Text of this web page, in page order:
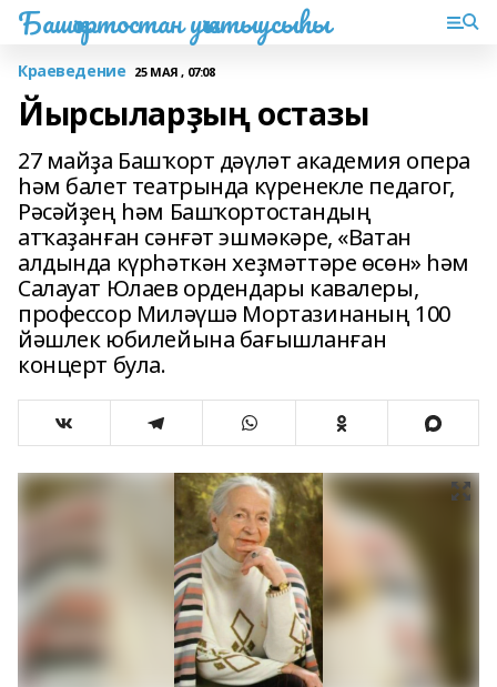
Башҡортостан уҡытыусыһы
Краеведение 25 МАЯ , 07:08
Йырсыларҙың остазы
27 майҙа Башҡорт дәүләт академия опера
һәм балет театрында күренекле педагог,
Рәсәйҙең һәм Башҡортостандың
атҡаҙанған сәнғәт эшмәкәре, «Ватан
алдында күрһәткән хеҙмәттәре өсөн» һәм
Салауат Юлаев ордендары кавалеры,
профессор Миләүшә Мортазинаның 100
йәшлек юбилейына бағышланған
концерт була.